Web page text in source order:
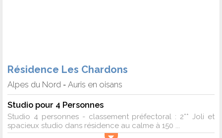
Résidence Les Chardons
Alpes du Nord - Auris en oisans
Studio pour 4 Personnes
Studio 4 personnes - classement préfectoral : 2** Joli et
spacieux studio dans résidence au calme à 150 ...